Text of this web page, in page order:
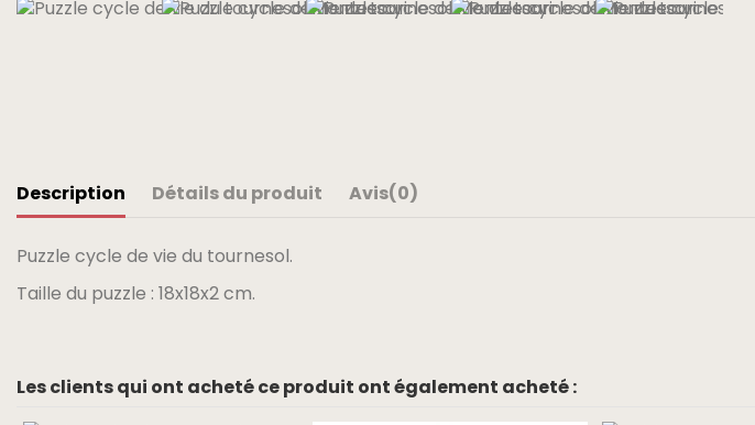
Description Détails du produit Avis(0)
Puzzle cycle de vie du tournesol.
Taille du puzzle : 18x18x2 cm.
Les clients qui ont acheté ce produit ont également acheté :